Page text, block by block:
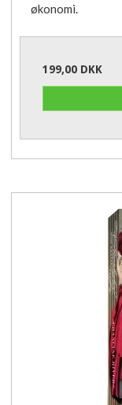
økonomi.
199,00 DKK